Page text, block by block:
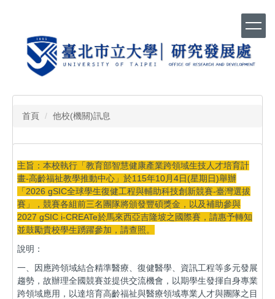
首頁 他校(機關)訊息
主旨：本校執行「教育部智慧健康產業跨領域生技人才培育計
畫-高齡福祉教學推動中心」於115年10月4日(星期日)舉辦
「2026 gSIC全球學生復健工程與輔助科技創新競賽-臺灣選拔
賽」，競賽各組前三名團隊將頒發豐碩獎金，以及補助參與
2027 gSIC i-CREATe於馬來西亞吉隆坡之國際賽，請惠予轉知
並鼓勵貴校學生踴躍參加，請查照。
說明：
一、因應跨領域結合精準醫療、復健醫學、資訊工程等多元發展
趨勢，故辦理全國競賽並提供交流機會，以期學生發揮自身專業
跨領域應用，以達培育高齡福祉與醫療領域專業人才與團隊之目